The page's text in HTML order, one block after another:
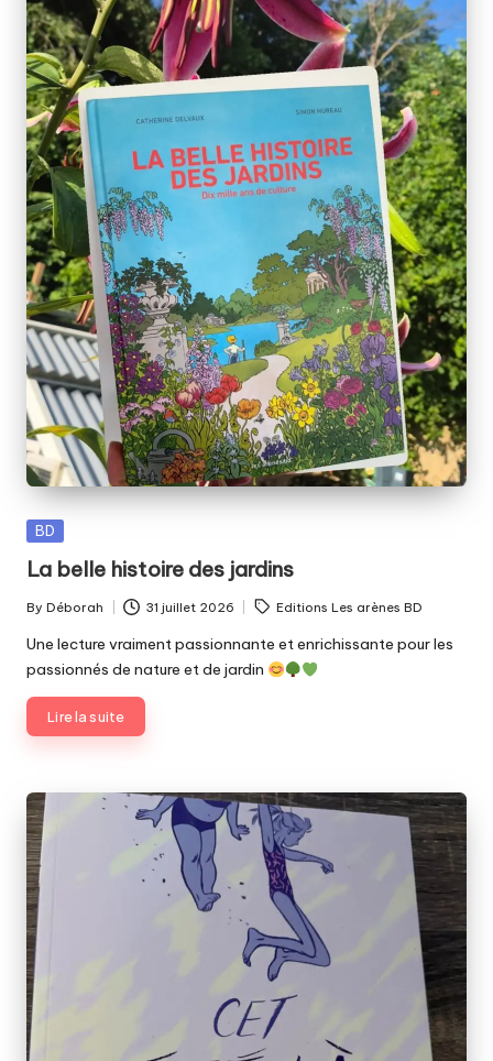
Posted
BD
La belle histoire des jardins
Posted
by
By Déborah 31 juillet 2026
Tags: Editions Les arènes BD
Une lecture vraiment passionnante et enrichissante pour les
passionnés de nature et de jardin
Lire la suite